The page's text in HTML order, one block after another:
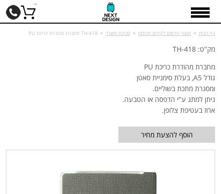
דף הבית > מוצרי פרסום לקידום מכירות > סביבת משרד > TH-418 מחברת מהודרת כריכת PU
מק"ט: TH-418
מחברת מהודרת כריכת PU
גודל A5, בעלת סימניית סאטן
ומסגרת מתכת בשוליים.
ניתן למתג ע"י הדפסה או הטבעה.
ארוז בעטיפת צלופן.
הוסף להצעת מחיר